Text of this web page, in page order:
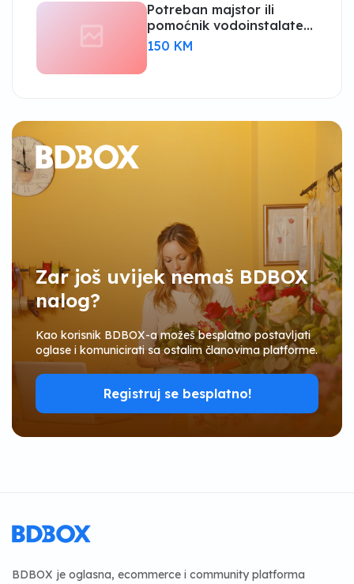
Potreban majstor ili
pomoćnik vodoinstalater
ili monter centralnog
150 KM
Zar još uvijek nemaš BDBOX
nalog?
Kao korisnik BDBOX-a možeš besplatno postavljati
oglase i komunicirati sa ostalim članovima platforme.
Registruj se besplatno!
BDBOX je oglasna, ecommerce i community platforma